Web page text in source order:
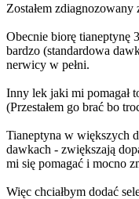
Zostałem zdiagnozowany
Obecnie biorę tianeptynę
bardzo (standardowa
nerwicy w pełni.
Inny lek jaki mi pomagał
(Przestałem go brać bo
Tianeptyna w większych
dawkach - zwiększają
mi się pomagać i mocno
Więc chciałbym dodać